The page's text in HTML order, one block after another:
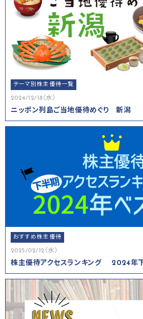
テーマ別株主優待一覧
2024/12/18（水）
ニッポン列島ご当地優待めぐり 新潟
おすすめ株主優待
2025/02/12（水）
株主優待アクセスランキング 2024年